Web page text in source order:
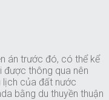
án trước đó, có thể kể
được thông qua nên
lịch của đất nước
bằng du thuyền thuận